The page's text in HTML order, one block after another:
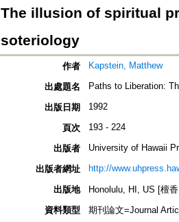
The illusion of spiritual
soteriology
作者 Kapstein, Matthew
出處題名 Paths to Liberation:
出版日期 1992
頁次 193 - 224
出版者 University of Hawaii
出版者網址 http://
出版地
Honolulu, HI, US [檀
資料類型
期刊論文=Journal